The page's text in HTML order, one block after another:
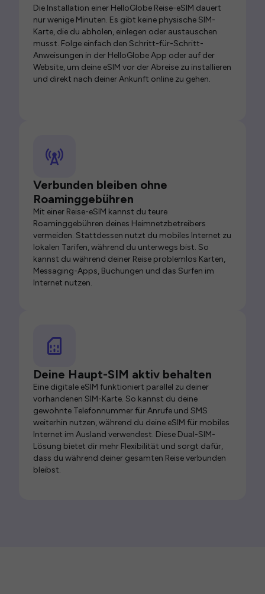
Die Installation einer HelloGlobe Reise-eSIM dauert
nur wenige Minuten. Es gibt keine physische SIM-
Karte, die du abholen, einlegen oder austauschen
musst. Folge einfach den Schritt-für-Schritt-
Anweisungen in der HelloGlobe App oder auf der
Website, um deine eSIM vor der Abreise zu installieren
und direkt nach deiner Ankunft online zu gehen.
Verbunden bleiben ohne
Roaminggebühren
Mit einer Reise-eSIM kannst du teure
Roaminggebühren deines Heimnetzbetreibers
vermeiden. Stattdessen nutzt du mobiles Internet zu
lokalen Tarifen, während du unterwegs bist. So
kannst du während deiner Reise problemlos Karten,
Messaging-Apps, Buchungen und das Surfen im
Internet nutzen.
Deine Haupt-SIM aktiv behalten
Eine digitale eSIM funktioniert parallel zu deiner
vorhandenen SIM-Karte. So kannst du deine
gewohnte Telefonnummer für Anrufe und SMS
weiterhin nutzen, während du deine eSIM für mobiles
Internet im Ausland verwendest. Diese Dual-SIM-
Lösung bietet dir mehr Flexibilität und sorgt dafür,
dass du während deiner gesamten Reise verbunden
bleibst.